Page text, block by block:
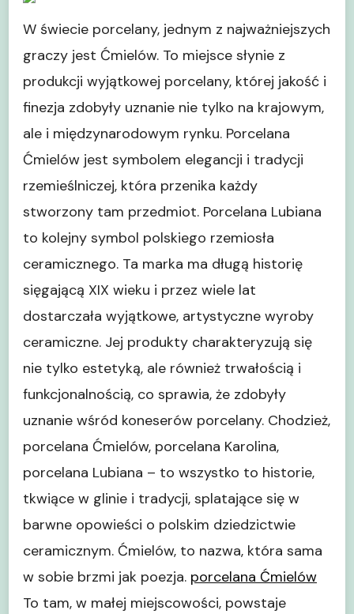
porcelana
Lubiana
W świecie porcelany, jednym z najważniejszych
graczy jest Ćmielów. To miejsce słynie z
produkcji wyjątkowej porcelany, której jakość i
finezja zdobyły uznanie nie tylko na krajowym,
ale i międzynarodowym rynku. Porcelana
Ćmielów jest symbolem elegancji i tradycji
rzemieślniczej, która przenika każdy
stworzony tam przedmiot. Porcelana Lubiana
to kolejny symbol polskiego rzemiosła
ceramicznego. Ta marka ma długą historię
sięgającą XIX wieku i przez wiele lat
dostarczała wyjątkowe, artystyczne wyroby
ceramiczne. Jej produkty charakteryzują się
nie tylko estetyką, ale również trwałością i
funkcjonalnością, co sprawia, że zdobyły
uznanie wśród koneserów porcelany. Chodzież,
porcelana Ćmielów, porcelana Karolina,
porcelana Lubiana – to wszystko to historie,
tkwiące w glinie i tradycji, splatające się w
barwne opowieści o polskim dziedzictwie
ceramicznym. Ćmielów, to nazwa, która sama
w sobie brzmi jak poezja. porcelana Ćmielów
To tam, w małej miejscowości, powstaje